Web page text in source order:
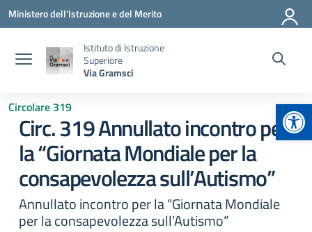
Vai ai contenuti
Vai al menu di navigazione
Vai al footer
Ministero dell'Istruzione e del Merito
Istituto di Istruzione
Superiore
Via Gramsci
Circolare 319
Circ. 319 Annullato incontro per
la “Giornata Mondiale per la
consapevolezza sull’Autismo”
Annullato incontro per la “Giornata Mondiale
per la consapevolezza sull’Autismo”